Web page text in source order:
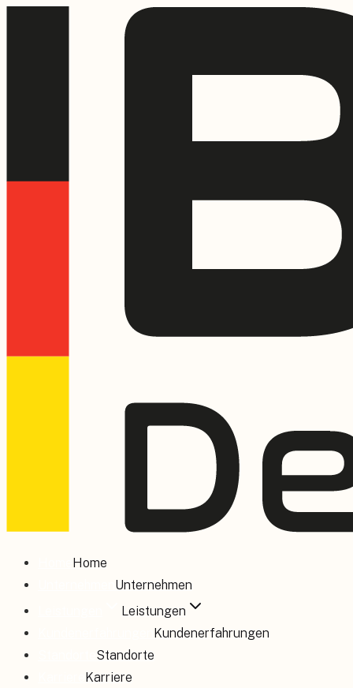
Home
Unternehmen
Leistungen
Kundenerfahrungen
Standorte
Karriere